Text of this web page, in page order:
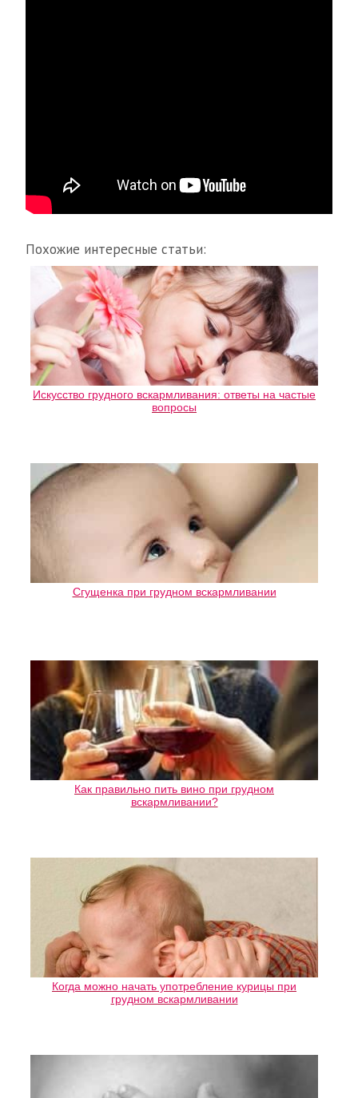
Похожие интересные статьи:
Искусство грудного вскармливания: ответы на частые
вопросы
Сгущенка при грудном вскармливании
Как правильно пить вино при грудном
вскармливании?
Когда можно начать употребление курицы при
грудном вскармливании